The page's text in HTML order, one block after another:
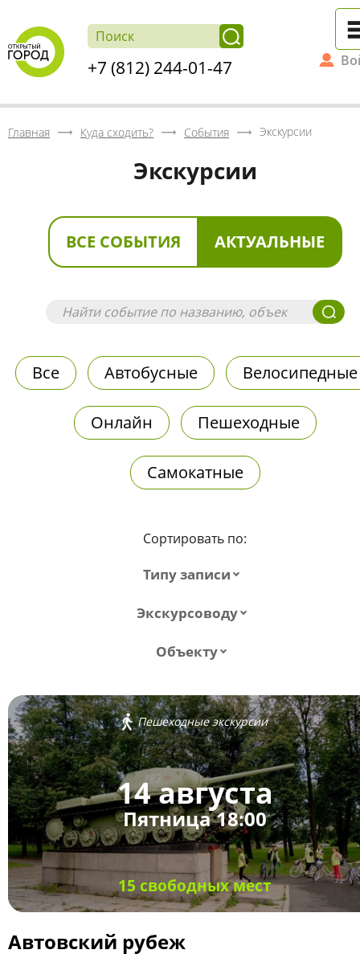
+7 (812) 244-01-47
Главная Куда сходить? События Экскурсии
Экскурсии
ВСЕ СОБЫТИЯ АКТУАЛЬНЫЕ
Все Автобусные Велосипедные
Онлайн Пешеходные
Самокатные
Сортировать по:
Типу записи
Экскурсоводу
Объекту
Пешеходные экскурсии
14 августа
Пятница 18:00
15 свободных мест
Автовский рубеж